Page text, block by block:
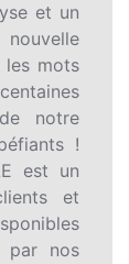
et un
mots
notre
!
est un
et
par nos